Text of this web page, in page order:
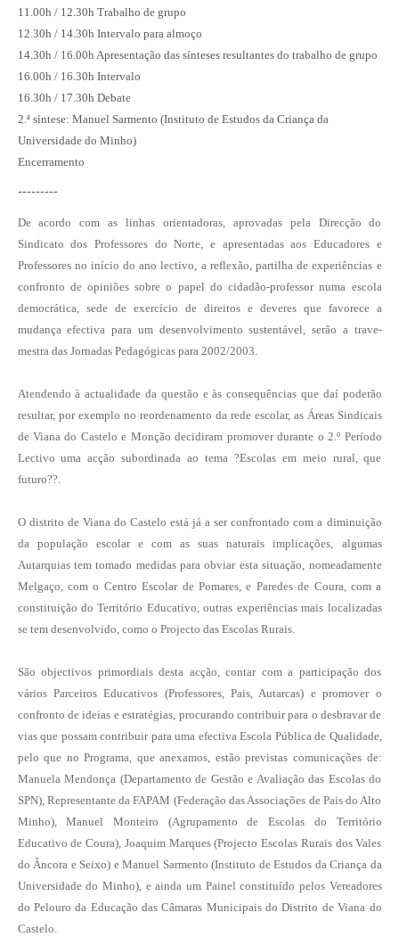
11.00h / 12.30h Trabalho de grupo
12.30h / 14.30h Intervalo para almoço
14.30h / 16.00h Apresentação das sínteses resultantes do trabalho de grupo
16.00h / 16.30h Intervalo
16.30h / 17.30h Debate
2.ª síntese: Manuel Sarmento (Instituto de Estudos da Criança da
Universidade do Minho)
Encerramento
---------
De acordo com as linhas orientadoras, aprovadas pela Direcção do
Sindicato dos Professores do Norte, e apresentadas aos Educadores e
Professores no início do ano lectivo, a reflexão, partilha de experiências e
confronto de opiniões sobre o papel do cidadão-professor numa escola
democrática, sede de exercício de direitos e deveres que favorece a
mudança efectiva para um desenvolvimento sustentável, serão a trave-
mestra das Jornadas Pedagógicas para 2002/2003.
Atendendo à actualidade da questão e às consequências que daí poderão
resultar, por exemplo no reordenamento da rede escolar, as Áreas Sindicais
de Viana do Castelo e Monção decidiram promover durante o 2.º Período
Lectivo uma acção subordinada ao tema ?Escolas em meio rural, que
futuro??.
O distrito de Viana do Castelo está já a ser confrontado com a diminuição
da população escolar e com as suas naturais implicações, algumas
Autarquias tem tomado medidas para obviar esta situação, nomeadamente
Melgaço, com o Centro Escolar de Pomares, e Paredes de Coura, com a
constituição do Território Educativo, outras experiências mais localizadas
se tem desenvolvido, como o Projecto das Escolas Rurais.
São objectivos primordiais desta acção, contar com a participação dos
vários Parceiros Educativos (Professores, Pais, Autarcas) e promover o
confronto de ideias e estratégias, procurando contribuir para o desbravar de
vias que possam contribuir para uma efectiva Escola Pública de Qualidade,
pelo que no Programa, que anexamos, estão previstas comunicações de:
Manuela Mendonça (Departamento de Gestão e Avaliação das Escolas do
SPN), Representante da FAPAM (Federação das Associações de Pais do Alto
Minho), Manuel Monteiro (Agrupamento de Escolas do Território
Educativo de Coura), Joaquim Marques (Projecto Escolas Rurais dos Vales
do Âncora e Seixo) e Manuel Sarmento (Instituto de Estudos da Criança da
Universidade do Minho), e ainda um Painel constituído pelos Vereadores
do Pelouro da Educação das Câmaras Municipais do Distrito de Viana do
Castelo.